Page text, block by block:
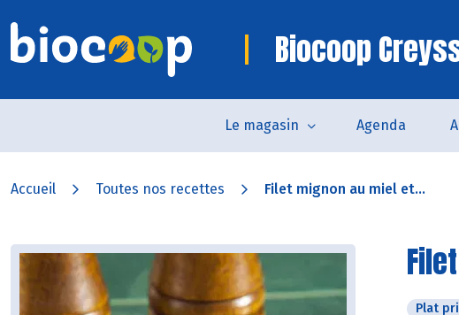
Biocoop
Le magasin Agenda
Accueil Toutes nos recettes Filet mignon au miel et...
Plat